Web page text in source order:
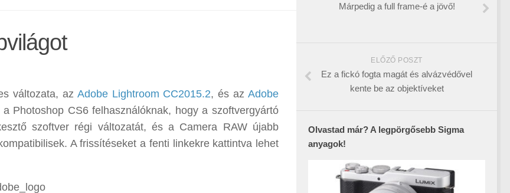
változata, az Adobe Lightroom CC2015.2, és azAdobe
Photoshop CS6 felhasználóknak, hogy a szoftvergyártó
szoftver régi változatát, és a Camera RAW újabb
A frissítéseket a fenti linkekre kattintva lehet
Márpedig a full frame-é a jövő!
ELŐZŐ POSZT
Ez a fickó fogta magát és alvázvédővel
kente be az objektíveket
Olvastad már? A legpörgősebb Sigma
anyagok!